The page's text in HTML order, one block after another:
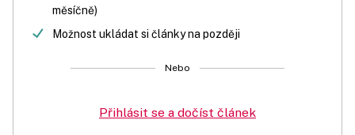
měsíčně)
Možnost ukládat si články na později
Nebo
Přihlásit se a dočíst článek